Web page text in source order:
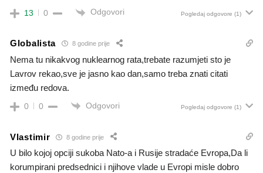
13 0 Odgovori Pogledaj odgovore (1)
Globalista 8 godine prije
Nema tu nikakvog nuklearnog rata,trebate razumjeti sto je
Lavrov rekao,sve je jasno kao dan,samo treba znati citati
između redova.
0 0 Odgovori Pogledaj odgovore (1)
Vlastimir 8 godine prije
U bilo kojoj opciji sukoba Nato-a i Rusije stradaće Evropa,Da li
korumpirani predsednici i njihove vlade u Evropi misle dobro